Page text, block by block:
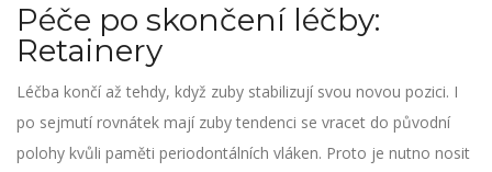
Péče po skončení léčby:
Retainery
Léčba končí až tehdy, když zuby stabilizují svou novou pozici. I
po sejmutí rovnátek mají zuby tendenci se vracet do původní
polohy kvůli paměti periodontálních vláken. Proto je nutno nosit